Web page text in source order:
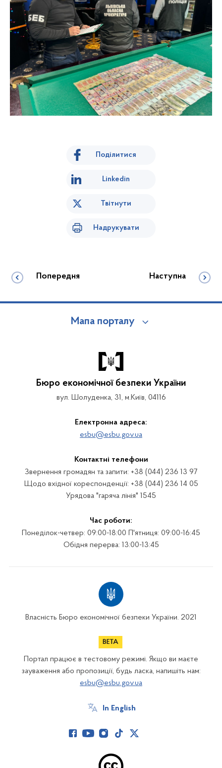
Поділитися
Linkedin
Твітнути
Надрукувати
Попередня Наступна
Мапа порталу
Бюро економічної безпеки України
вул. Шолуденка, 31, м.Київ, 04116
Електронна адреса:
esbu@esbu.gov.ua
Контактні телефони
Звернення громадян та запити: +38 (044) 236 13 97
Щодо вхідної кореспонденції: +38 (044) 236 14 05
Урядова "гаряча лінія" 1545
Час роботи:
Понеділок-четвер: 09:00-18:00 П'ятниця: 09:00-16:45
Обідня перерва: 13:00-13:45
Власність Бюро економічної безпеки України. 2021
Портал працює в тестовому режимі. Якщо ви маєте
зауваження або пропозиції, будь ласка, напишіть нам:
esbu@esbu.gov.ua
In English